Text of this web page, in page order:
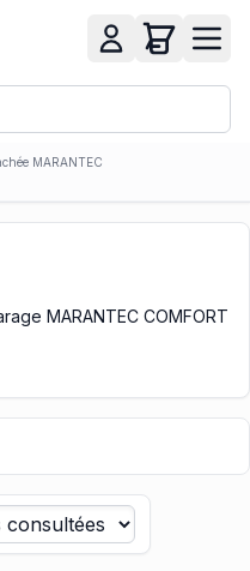
MARANTEC
MARANTEC COMFORT